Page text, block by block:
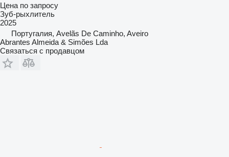
Цена по запросу
Зуб-рыхлитель
2025
Португалия, Avelãs De Caminho, Aveiro
Abrantes Almeida & Simões Lda
Связаться с продавцом